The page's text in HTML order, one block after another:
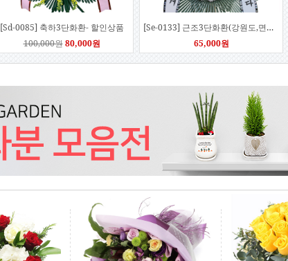
[Sd-0085] 축하3단화환- 할인상품
100,000원 80,000원
[Se-0133] 근조3단화환(강원도,면단위 문의요망)
65,000원
[Sd-0120] 축하3단화환[대]
140,000원
133,000원
[Se-0118] 근조3단화환
120,000원
99,000원